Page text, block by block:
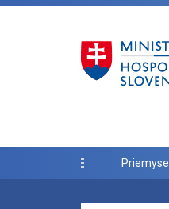
Priemysel